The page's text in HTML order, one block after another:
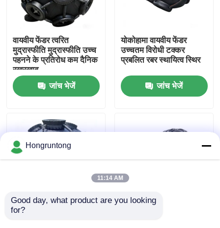
वीडियो
हमारे बारे में
कारखाना भ्रमण
गुणवत्ता नियंत्रण
एक उद्धरण का अनुरोध करें
डॉक रबर फेंडर
वायवीय फेंडर त्वरित
मुद्रास्फीति मुद्रास्फीति उच्च
पहनने के प्रतिरोध कम दैनिक
रखरखाव
जांच भेजें
योकोहामा वायवीय फेंडर
उच्चतम विरोधी टक्कर
प्रबलित रबर स्थायित्व स्थिर
जांच भेजें
फुलाए जाने योग्य रबर फेंडर
Hongruntong
11:14 AM
Good day, what product are you looking
for?